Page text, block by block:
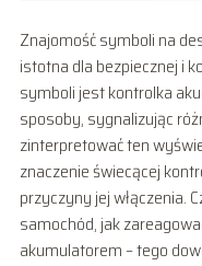
Znajomość symboli na
istotna dla bezpiecznej i
symboli jest kontrolka
sposoby, sygnalizując
zinterpretować ten
znaczenie świecącej
przyczyny jej włączenia.
samochód, jak
akumulatorem – tego